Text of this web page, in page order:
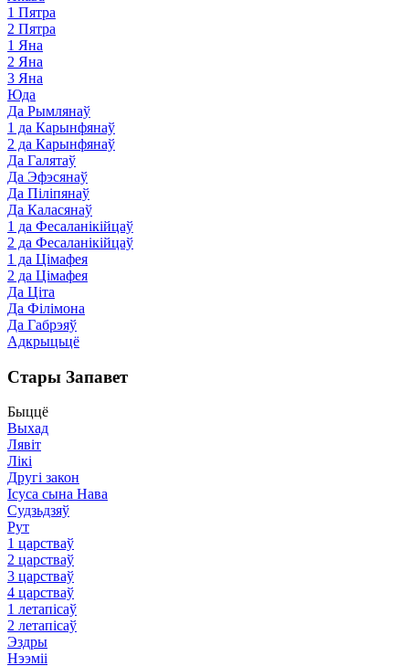
1 Пятра
2 Пятра
1 Яна
2 Яна
3 Яна
Юда
Да Рымлянаў
1 да Карынфянаў
2 да Карынфянаў
Да Галятаў
Да Эфэсянаў
Да Піліпянаў
Да Каласянаў
1 да Фесаланікійцаў
2 да Фесаланікійцаў
1 да Цімафея
2 да Цімафея
Да Ціта
Да Філімона
Да Габрэяў
Адкрыцьцё
Стары Запавет
Быццё
Выхад
Лявіт
Лікі
Другі закон
Ісуса сына Нава
Судзьдзяў
Рут
1 царстваў
2 царстваў
3 царстваў
4 царстваў
1 летапісаў
2 летапісаў
Эздры
Нээміі